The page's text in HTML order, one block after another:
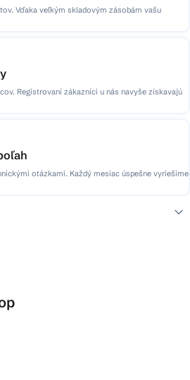
Vďaka veľkým skladovým zásobám vašu
Registrovaní zákazníci u nás navyše získavajú
otázkami. Každý mesiac úspešne vyriešime